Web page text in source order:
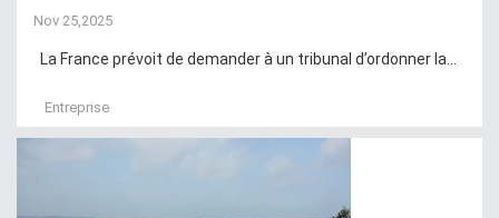
Nov 25,2025
La France prévoit de demander à un tribunal d’ordonner la...
Entreprise